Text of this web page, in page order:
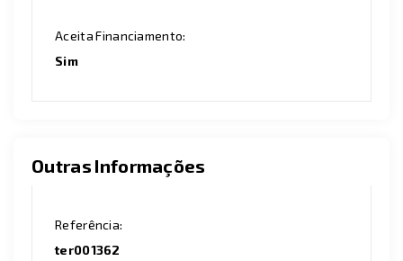
Aceita Financiamento:
Sim
Outras Informações
Referência:
ter001362